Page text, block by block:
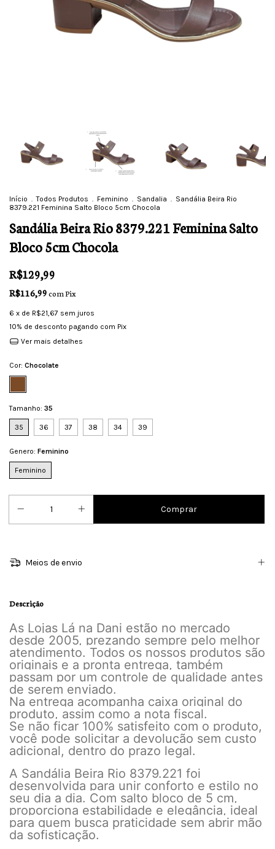
Início . Todos Produtos . Feminino . Sandalia . Sandália Beira Rio
8379.221 Feminina Salto Bloco 5cm Chocola
Sandália Beira Rio 8379.221 Feminina Salto
Bloco 5cm Chocola
R$129,99
R$116,99comPix
6 x de R$21,67 sem juros
10% de desconto pagando com Pix
Ver mais detalhes
Cor: Chocolate
Tamanho: 35
35 36 37 38 34 39
Genero: Feminino
Feminino
Meios de envio
Descrição
As Lojas Lá na Dani estão no mercado
desde 2005, prezando sempre pelo melhor
atendimento. Todos os nossos produtos são
originais e a pronta entrega, também
passam por um controle de qualidade antes
de serem enviado.
Na entrega acompanha caixa original do
produto, assim como a nota fiscal.
Se não ficar 100% satisfeito com o produto,
você pode solicitar a devolução sem custo
adicional, dentro do prazo legal.
A Sandália Beira Rio 8379.221 foi
desenvolvida para unir conforto e estilo no
seu dia a dia. Com salto bloco de 5 cm,
proporciona estabilidade e elegância, ideal
para quem busca praticidade sem abrir mão
da sofisticação.